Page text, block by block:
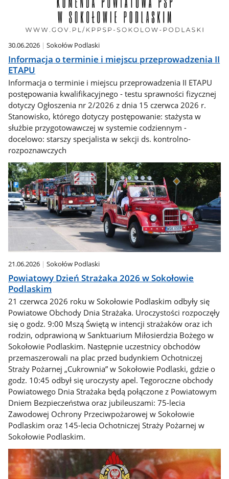
30.06.2026 Sokołów Podlaski
Informacja o terminie i miejscu przeprowadzenia II
ETAPU
Informacja o terminie i miejscu przeprowadzenia II ETAPU
postępowania kwalifikacyjnego - testu sprawności fizycznej
dotyczy Ogłoszenia nr 2/2026 z dnia 15 czerwca 2026 r.
Stanowisko, którego dotyczy postępowanie: stażysta w
służbie przygotowawczej w systemie codziennym -
docelowo: starszy specjalista w sekcji ds. kontrolno-
rozpoznawczych
21.06.2026 Sokołów Podlaski
Powiatowy Dzień Strażaka 2026 w Sokołowie
Podlaskim
21 czerwca 2026 roku w Sokołowie Podlaskim odbyły się
Powiatowe Obchody Dnia Strażaka. Uroczystości rozpoczęły
się o godz. 9:00 Mszą Świętą w intencji strażaków oraz ich
rodzin, odprawioną w Sanktuarium Miłosierdzia Bożego w
Sokołowie Podlaskim. Następnie uczestnicy obchodów
przemaszerowali na plac przed budynkiem Ochotniczej
Straży Pożarnej „Cukrownia” w Sokołowie Podlaski, gdzie o
godz. 10:45 odbył się uroczysty apel. Tegoroczne obchody
Powiatowego Dnia Strażaka będą połączone z Powiatowym
Dniem Bezpieczeństwa oraz jubileuszami: 75-lecia
Zawodowej Ochrony Przeciwpożarowej w Sokołowie
Podlaskim oraz 145-lecia Ochotniczej Straży Pożarnej w
Sokołowie Podlaskim.